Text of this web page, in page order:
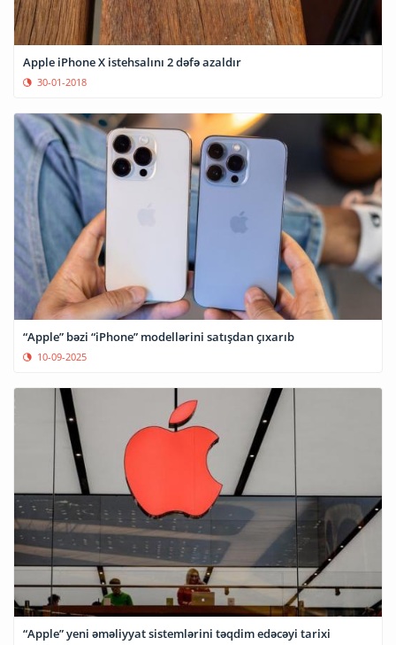
Apple iPhone X istehsalını 2 dəfə azaldır
30-01-2018
“Apple” bəzi “iPhone” modellərini satışdan çıxarıb
10-09-2025
“Apple” yeni əməliyyat sistemlərini təqdim edəcəyi tarixi